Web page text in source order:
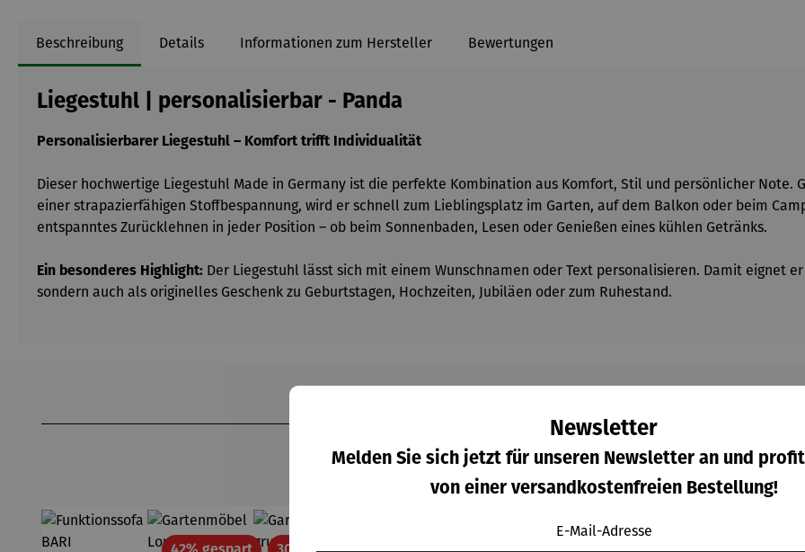
Beschreibung Details Informationen zum Hersteller Bewertungen
Liegestuhl | personalisierbar - Panda
Personalisierbarer Liegestuhl – Komfort trifft Individualität
Dieser hochwertige Liegestuhl Made in Germany ist die perfekte Kombination aus Komfort, Stil und persönlicher
einer strapazierfähigen Stoffbespannung, wird er schnell zum Lieblingsplatz im Garten, auf dem Balkon oder beim
entspanntes Zurücklehnen in jeder Position – ob beim Sonnenbaden, Lesen oder Genießen eines kühlen Getränks.
Ein besonderes Highlight: Der Liegestuhl lässt sich mit einem Wunschnamen oder Text personalisieren. Damit eignet
sondern auch als originelles Geschenk zu Geburtstagen, Hochzeiten, Jubiläen oder zum Ruhestand.
Kunden kauften auch
42% gespartRabatt30% gespartRabatt Derzeit vergriffen 7% gespart
Newsletter
Melden Sie sich jetzt für unseren Newsletter an und
von einer versandkostenfreien Bestellung!
E-Mail-Adresse